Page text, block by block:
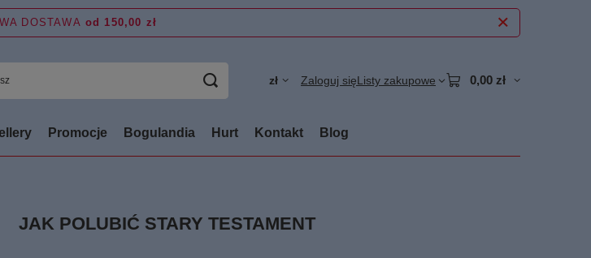
DOSTAWA od 150,00 zł
zł Zaloguj sięListy zakupowe 0,00 zł
Promocje Bogulandia Hurt Kontakt Blog
JAK POLUBIĆ STARY TESTAMENT